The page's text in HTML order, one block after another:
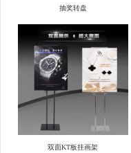
抽奖转盘
双面KT板挂画架